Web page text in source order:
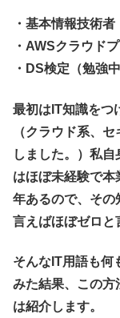
・基本情報技術者
・AWSクラウド
・DS検定（勉強中
最初はIT知識をつ
（クラウド系、
しました。）私
はほぼ未経験で
年あるので、その
言えばほぼゼロと
そんなIT用語も何
みた結果、この方
は紹介します。